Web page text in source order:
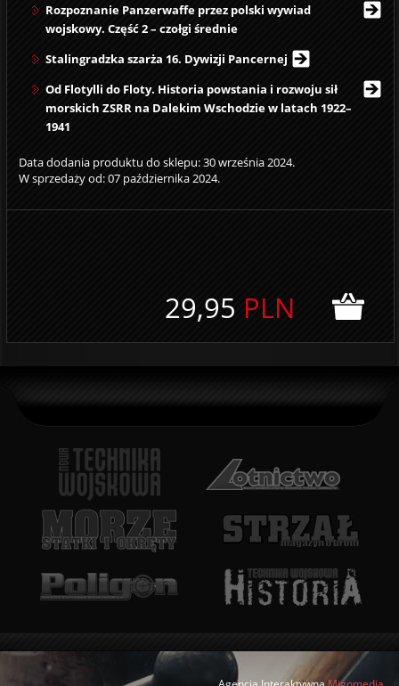
Rozpoznanie Panzerwaffe przez polski wywiad
wojskowy. Część 2 – czołgi średnie
Stalingradzka szarża 16. Dywizji Pancernej
Od Flotylli do Floty. Historia powstania i rozwoju sił
morskich ZSRR na Dalekim Wschodzie w latach 1922–
1941
Data dodania produktu do sklepu: 30 września 2024.
W sprzedaży od: 07 października 2024.
29,95 PLN